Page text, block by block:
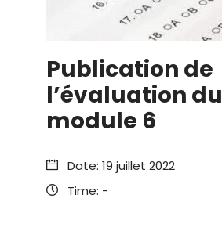
Publication de
l’évaluation du
module 6
Date: 19 juillet 2022
Time: -